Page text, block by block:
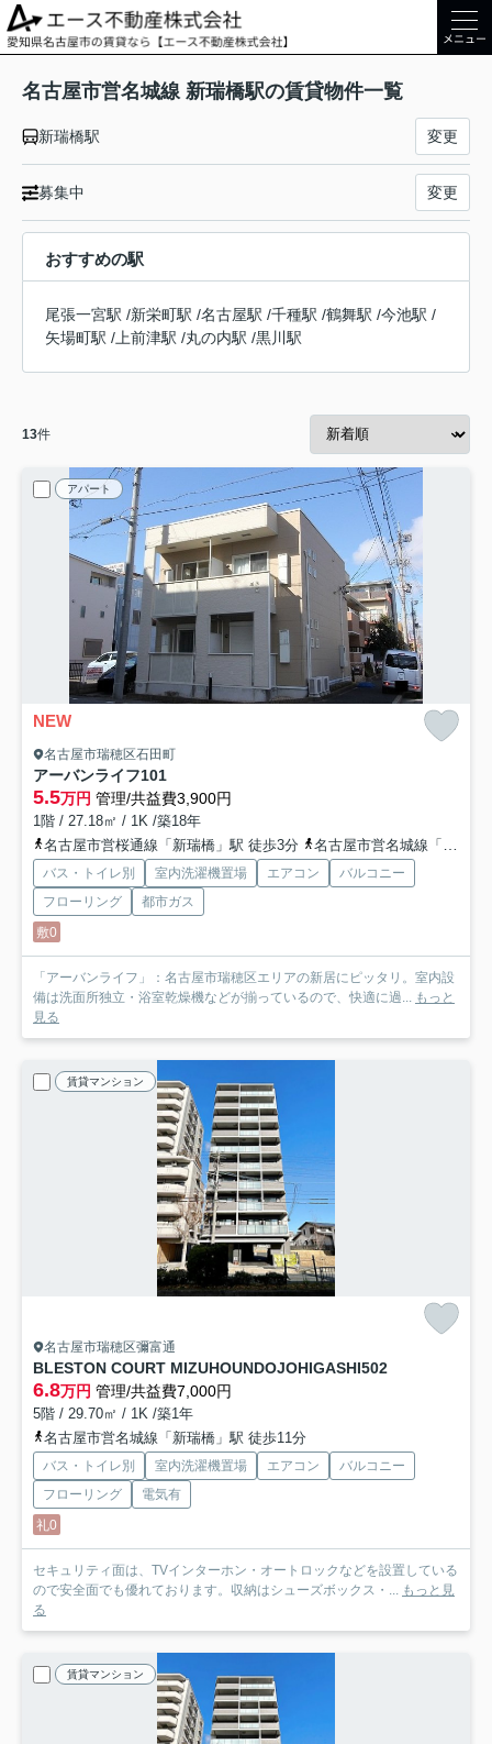
メニュー
名古屋市営名城線 新瑞橋駅の賃貸物件一覧
新瑞橋駅 変更
募集中 変更
おすすめの駅
尾張一宮駅 /新栄町駅 /名古屋駅 /千種駅 /鶴舞駅 /今池駅 /
矢場町駅 / 上前津駅 /丸の内駅 /黒川駅
13件
アパート
NEW
名古屋市瑞穂区石田町
アーバンライフ101
5.5万円 管理/共益費3,900円
1階 / 27.18㎡ / 1K /築18年
名古屋市営桜通線「新瑞橋」駅 徒歩3分
名古屋市営名城線「新瑞橋」駅 徒歩3分
バス・トイレ別 室内洗濯機置場 エアコン
バルコニー
フローリング
都市ガス
敷0
「アーバンライフ」：名古屋市瑞穂区エリアの新居にピッタリ。室内設
備は洗面所独立・浴室乾燥機などが揃っているので、快適に過... もっと
見る
賃貸マンション
名古屋市瑞穂区彌富通
BLESTON COURT MIZUHOUNDOJOHIGASHI502
6.8万円 管理/共益費7,000円
5階 / 29.70㎡ / 1K /築1年
名古屋市営名城線「新瑞橋」駅 徒歩11分
バス・トイレ別 室内洗濯機置場 エアコン
バルコニー
フローリング
電気有
礼0
セキュリティ面は、TVインターホン・オートロックなどを設置している
ので安全面でも優れております。収納はシューズボックス・... もっと見
る
賃貸マンション